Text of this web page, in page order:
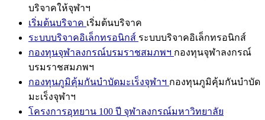
บริจาคให้จุฬาฯ
เริ่มต้นบริจาค เริ่มต้นบริจาค
ระบบบริจาคอิเล็กทรอนิกส์ ระบบบริจาคอิเล็กทรอนิกส์
กองทุนจุฬาลงกรณ์บรมราชสมภพฯ กองทุนจุฬาลงกรณ์
บรมราชสมภพฯ
กองทุนภูมิคุ้มกันบำบัดมะเร็งจุฬาฯ กองทุนภูมิคุ้มกันบำบัด
มะเร็งจุฬาฯ
โครงการอุทยาน 100 ปี จุฬาลงกรณ์มหาวิทยาลัย